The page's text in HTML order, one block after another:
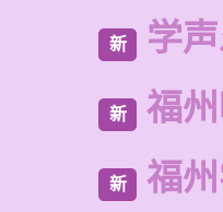
新 学
新 福
新 福